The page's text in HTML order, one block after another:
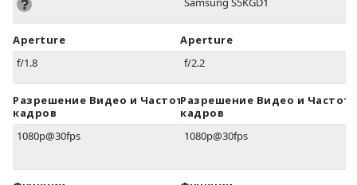
Aperture
f/1.8
Разрешение Видео и Частота
кадров
1080p@30fps
Aperture
f/2.2
Разрешение Видео и Частота
кадров
1080p@30fps